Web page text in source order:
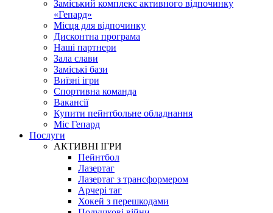
Заміський комплекс активного відпочинку
«Гепард»
Місця для відпочинку
Дисконтна програма
Наші партнери
Зала слави
Заміські бази
Виїзні ігри
Спортивна команда
Вакансії
Купити пейнтбольне обладнання
Міс Гепард
Послуги
АКТИВНІ ІГРИ
Пейнтбол
Лазертаг
Лазертаг з трансформером
Арчері таг
Хокей з перешкодами